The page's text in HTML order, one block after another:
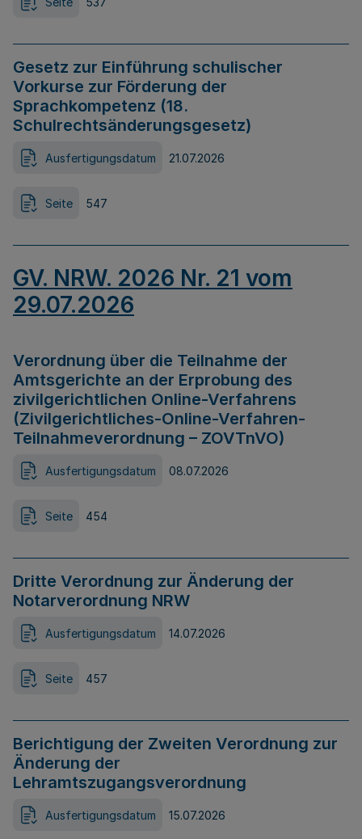
Gesetz zur Einführung schulischer
Vorkurse zur Förderung der
Sprachkompetenz (18.
Schulrechtsänderungsgesetz)
Ausfertigungsdatum 21.07.2026
Seite 547
GV. NRW. 2026 Nr. 21 vom
29.07.2026
Verordnung über die Teilnahme der
Amtsgerichte an der Erprobung des
zivilgerichtlichen Online-Verfahrens
(Zivilgerichtliches-Online-Verfahren-
Teilnahmeverordnung – ZOVTnVO)
Ausfertigungsdatum 08.07.2026
Seite 454
Dritte Verordnung zur Änderung der
Notarverordnung NRW
Ausfertigungsdatum 14.07.2026
Seite 457
Berichtigung der Zweiten Verordnung zur
Änderung der
Lehramtszugangsverordnung
Ausfertigungsdatum 15.07.2026